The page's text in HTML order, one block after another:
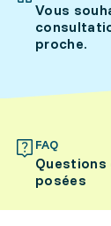
Vous
proche.
FAQ
Questions
posées